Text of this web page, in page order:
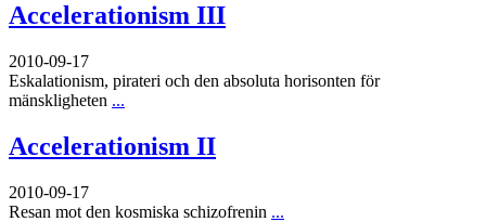
Accelerationism III
2010-09-17
Eskalationism, pirateri och den absoluta horisonten för
mänskligheten ...
Accelerationism II
2010-09-17
Resan mot den kosmiska schizofrenin ...